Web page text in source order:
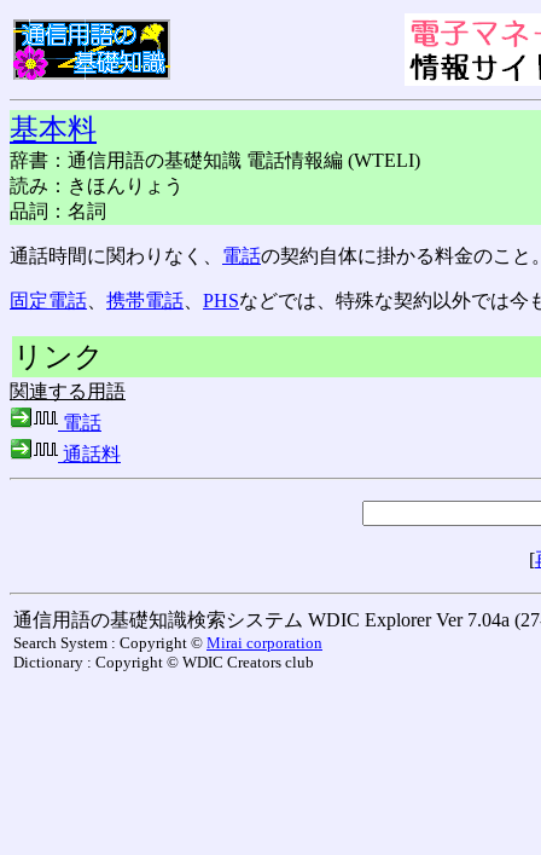
基本料
辞書：通信用語の基礎知識 電話情報編 (WTELI)
読み：きほんりょう
品詞：名詞
通話時間に関わりなく、 電話の契約自体に掛かる料金のこと
固定電話 携帯電話 PHSなどでは、特殊な契約以外では今
リンク
関連する用語
電話
通話料
[
通信用語の基礎知識検索システム WDIC Explorer Ver 7.04a
Search System : Copyright © Mirai corporation
Dictionary : Copyright © WDIC Creators club